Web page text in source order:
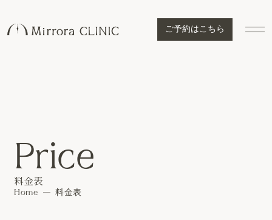
ご予約はこちら
Price
料金表
Home 料金表